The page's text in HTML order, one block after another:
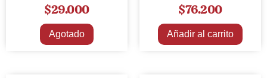
$29.000
Agotado
$76.200
Añadir al carrito